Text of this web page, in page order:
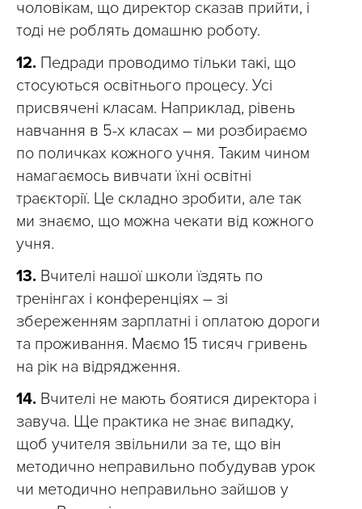
чоловікам, що директор сказав прийти, і
тоді не роблять домашню роботу.
12. Педради проводимо тільки такі, що
стосуються освітнього процесу. Усі
присвячені класам. Наприклад, рівень
навчання в 5-х класах – ми розбираємо
по поличках кожного учня. Таким чином
намагаємось вивчати їхні освітні
траєкторії. Це складно зробити, але так
ми знаємо, що можна чекати від кожного
учня.
13. Вчителі нашої школи їздять по
тренінгах і конференціях – зі
збереженням зарплатні і оплатою дороги
та проживання. Маємо 15 тисяч гривень
на рік на відрядження.
14. Вчителі не мають боятися директора і
завуча. Ще практика не знає випадку,
щоб учителя звільнили за те, що він
методично неправильно побудував урок
чи методично неправильно зайшов у